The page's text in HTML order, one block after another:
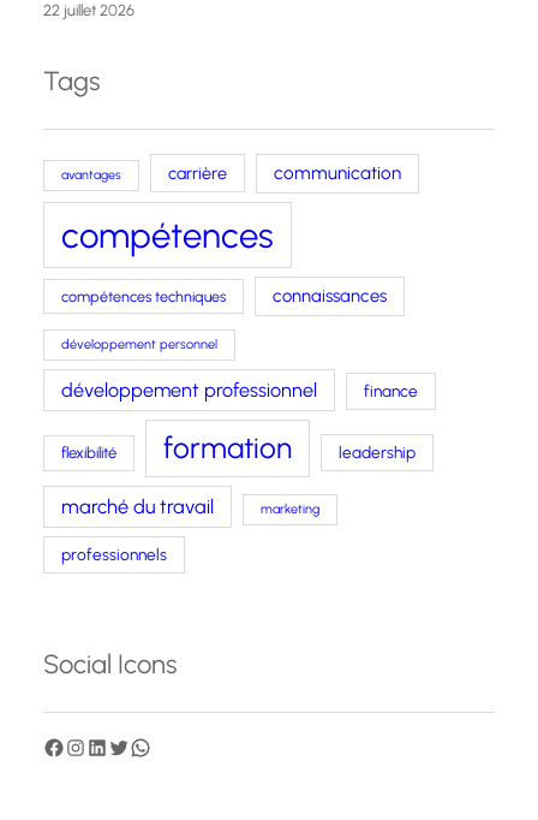
22 juillet 2026
Tags
avantages carrière communication
compétences
compétences techniques connaissances
développement personnel
développement professionnel finance
flexibilité formation leadership
marché du travail marketing
professionnels
Social Icons
F I
L T W